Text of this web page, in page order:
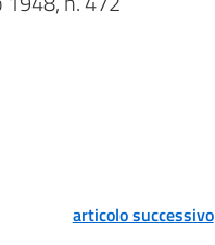
articolo successivo